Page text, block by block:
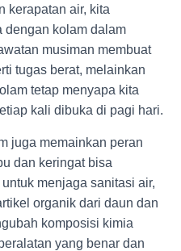
kerapatan air, kita
dengan kolam dalam
musiman membuat
tugas berat, melainkan
tetap menyapa kita
kali dibuka di pagi hari.
juga memainkan peran
dan keringat bisa
menjaga sanitasi air,
organik dari daun dan
komposisi kimia
yang benar dan